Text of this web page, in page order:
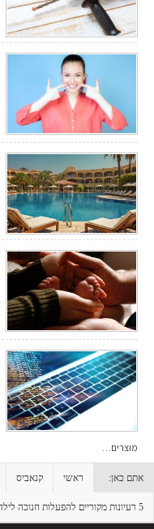
מוצרים…
אתם כאן: ראשי קנאביס
5 רעיונות מקוריים להפעלות חנוכה לילדים